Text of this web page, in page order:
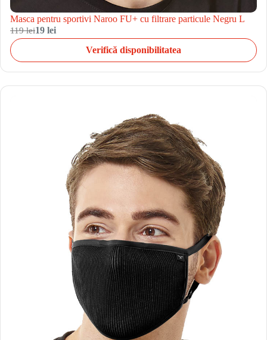
Masca pentru sportivi Naroo FU+ cu filtrare particule Negru L
119 lei19 lei
Verifică disponibilitatea